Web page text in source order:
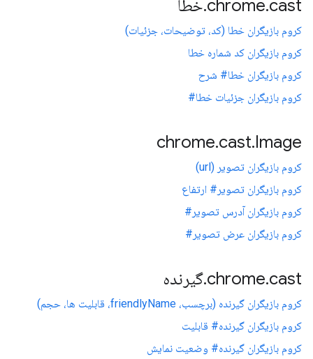
chrome.cast
.خطا
کروم بازیگران خطا (کد، توضیحات، جزئیات)
کروم بازیگران کد شماره خطا
کروم بازیگران خطا# شرح
کروم بازیگران جزئیات خطا#
chrome.cast.Image
کروم بازیگران تصویر (url)
کروم بازیگران تصویر# ارتفاع
کروم بازیگران آدرس تصویر#
کروم بازیگران عرض تصویر#
chrome.cast
.گیرنده
کروم بازیگران گیرنده (برچسب، friendlyName، قابلیت ها، حجم)
کروم بازیگران گیرنده# قابلیت
کروم بازیگران گیرنده# وضعیت نمایش